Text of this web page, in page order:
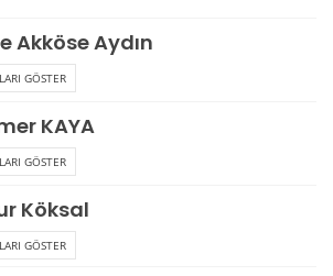
Akköse Aydın
GÖSTER
KAYA
GÖSTER
Köksal
GÖSTER